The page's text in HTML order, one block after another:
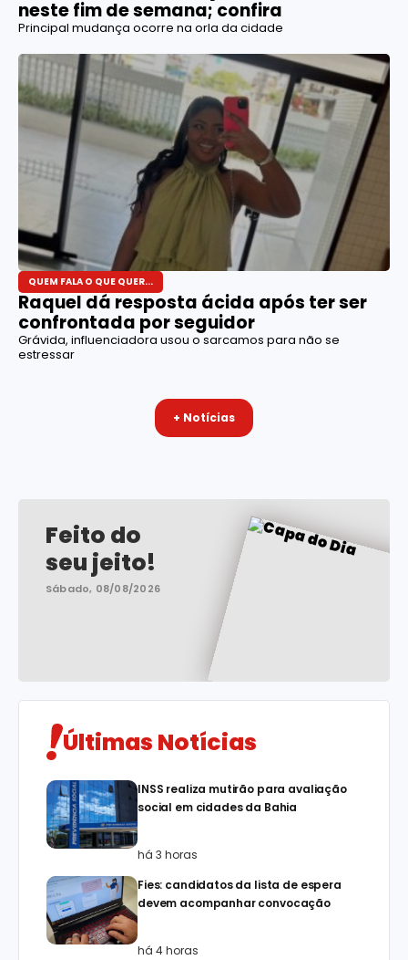
neste fim de semana; confira
Principal mudança ocorre na orla da cidade
QUEM FALA O QUE QUER...
Raquel dá resposta ácida após ter ser
confrontada por seguidor
Grávida, influenciadora usou o sarcamos para não se
estressar
+ Notícias
Feito do
seu jeito!
Sábado, 08/08/2026
Últimas Notícias
INSS realiza mutirão para avaliação
social em cidades da Bahia
há 3 horas
Fies: candidatos da lista de espera
devem acompanhar convocação
há 4 horas